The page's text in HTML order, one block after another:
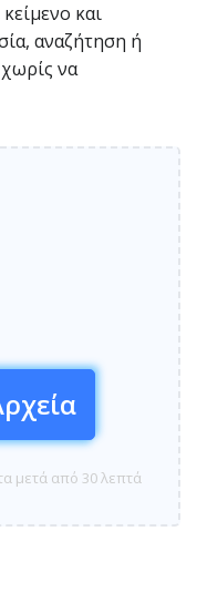
και
αναζήτηση ή
να
μετά από 30 λεπτά